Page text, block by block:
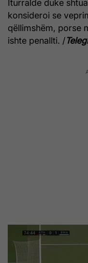
Iturralde duke
konsideroi se
qëllimshëm, porse
ishte penallti. /